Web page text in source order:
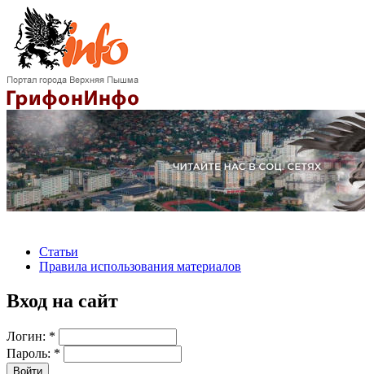
Статьи
Правила использования материалов
Вход на сайт
Логин: *
Пароль: *